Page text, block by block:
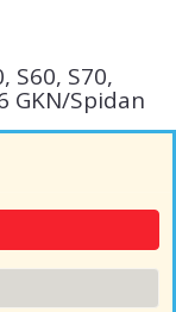
S60, S70,
GKN/Spidan